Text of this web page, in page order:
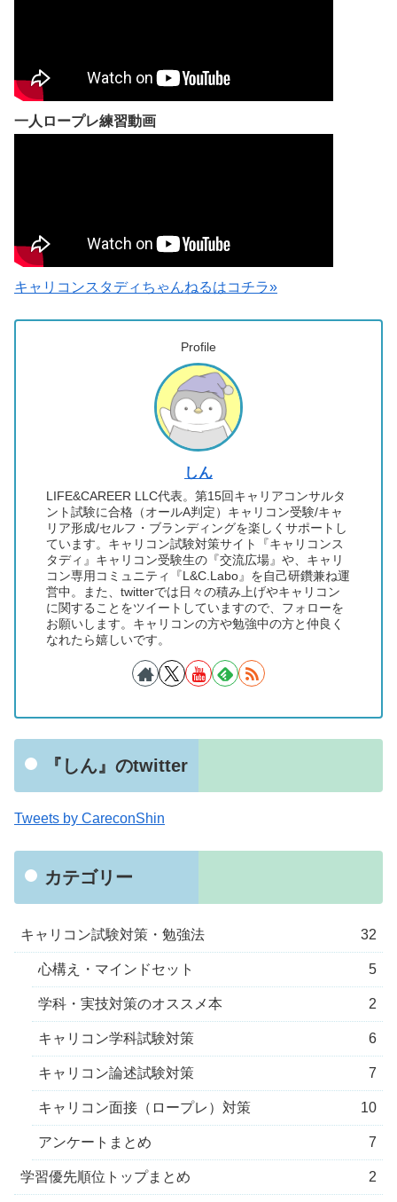
一人ロープレ練習動画
キャリコンスタディちゃんねるはコチラ»
Profile
しん
LIFE&CAREER LLC代表。第15回キャリアコンサルタ
ント試験に合格（オールA判定）キャリコン受験/キャ
リア形成/セルフ・ブランディングを楽しくサポートし
ています。キャリコン試験対策サイト『キャリコンス
タディ』キャリコン受験生の『交流広場』や、キャリ
コン専用コミュニティ『L&C.Labo』を自己研鑽兼ね運
営中。また、twitterでは日々の積み上げやキャリコン
に関することをツイートしていますので、フォローを
お願いします。キャリコンの方や勉強中の方と仲良く
なれたら嬉しいです。
『しん』のtwitter
Tweets by CareconShin
カテゴリー
キャリコン試験対策・勉強法 32
心構え・マインドセット 5
学科・実技対策のオススメ本 2
キャリコン学科試験対策 6
キャリコン論述試験対策 7
キャリコン面接（ロープレ）対策 10
アンケートまとめ 7
学習優先順位トップまとめ 2